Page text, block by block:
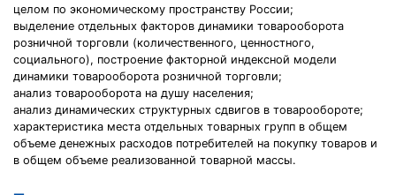
целом по экономическому пространству России;
выделение отдельных факторов динамики товарооборота
розничной торговли (количественного, ценностного,
социального), построение факторной индексной модели
динамики товарооборота розничной торговли;
анализ товарооборота на душу населения;
анализ динамических структурных сдвигов в товарообороте;
характеристика места отдельных товарных групп в общем
объеме денежных расходов потребителей на покупку товаров и
в общем объеме реализованной товарной массы.